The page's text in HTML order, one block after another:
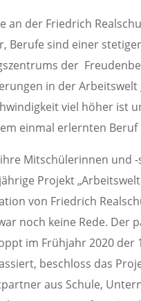
an der Friedrich
Berufe sind einer
der
in der
viel höher ist
einmal erlernten
ihre Mitschülerinnen
Projekt
von Friedrich
noch keine Rede. Der
im Frühjahr 2020
beschloss das
aus Schule,